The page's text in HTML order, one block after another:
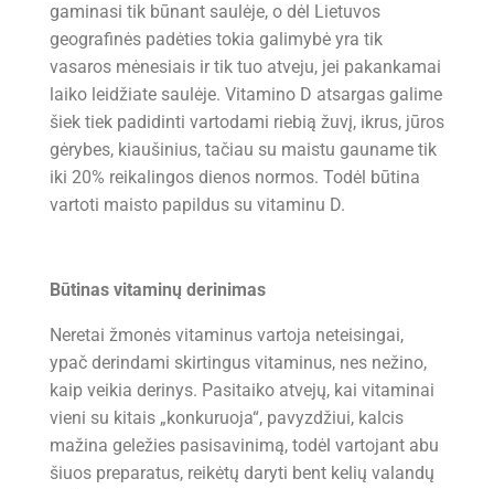
gaminasi tik būnant saulėje, o dėl Lietuvos
geografinės padėties tokia galimybė yra tik
vasaros mėnesiais ir tik tuo atveju, jei pakankamai
laiko leidžiate saulėje. Vitamino D atsargas galime
šiek tiek padidinti vartodami riebią žuvį, ikrus, jūros
gėrybes, kiaušinius, tačiau su maistu gauname tik
iki 20% reikalingos dienos normos. Todėl būtina
vartoti maisto papildus su vitaminu D.
Būtinas vitaminų derinimas
Neretai žmonės vitaminus vartoja neteisingai,
ypač derindami skirtingus vitaminus, nes nežino,
kaip veikia derinys. Pasitaiko atvejų, kai vitaminai
vieni su kitais „konkuruoja“, pavyzdžiui, kalcis
mažina geležies pasisavinimą, todėl vartojant abu
šiuos preparatus, reikėtų daryti bent kelių valandų